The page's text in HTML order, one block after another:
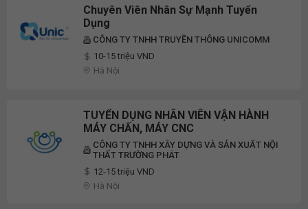
Chuyên Viên Nhân Sự Mạnh Tuyển
Dụng
CÔNG TY TNHH TRUYỀN THÔNG UNICOMM
10-15 triệu VND
Hà Nội
TUYỂN DỤNG NHÂN VIÊN VẬN HÀNH
MÁY CHẤN, MÁY CNC
CÔNG TY TNHH XÂY DỰNG VÀ SẢN XUẤT NỘI
THẤT TRƯỜNG PHÁT
12-15 triệu VND
Hà Nội